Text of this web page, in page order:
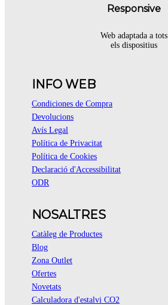
Responsive
Web adaptada a tots
els dispositius
INFO WEB
Condiciones de Compra
Devolucions
Avís Legal
Política de Privacitat
Política de Cookies
Declaració d'Accessibilitat
ODR
NOSALTRES
Catàleg de Productes
Blog
Zona Outlet
Ofertes
Novetats
Calculadora d'estalvi CO2